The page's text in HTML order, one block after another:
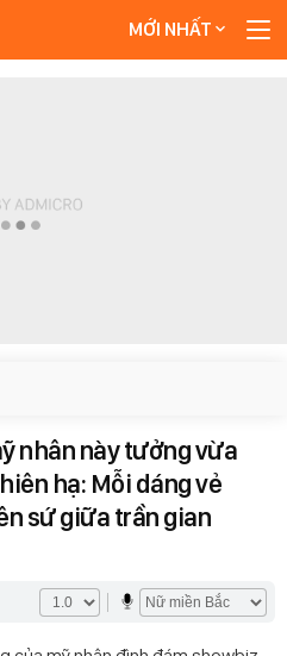
MỚI NHẤT
nhân này tưởng vừa
hạ: Mỗi dáng vẻ
sứ giữa trần gian